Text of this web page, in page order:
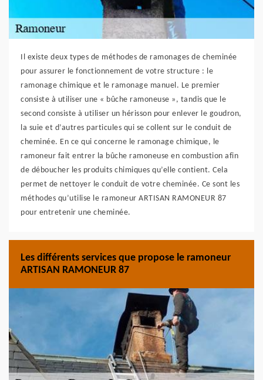
Il existe deux types de méthodes de ramonages de cheminée
pour assurer le fonctionnement de votre structure : le
ramonage chimique et le ramonage manuel. Le premier
consiste à utiliser une « bûche ramoneuse », tandis que le
second consiste à utiliser un hérisson pour enlever le goudron,
la suie et d’autres particules qui se collent sur le conduit de
cheminée. En ce qui concerne le ramonage chimique, le
ramoneur fait entrer la bûche ramoneuse en combustion afin
de déboucher les produits chimiques qu’elle contient. Cela
permet de nettoyer le conduit de votre cheminée. Ce sont les
méthodes qu’utilise le ramoneur ARTISAN RAMONEUR 87
pour entretenir une cheminée.
Les différents services que propose le ramoneur
ARTISAN RAMONEUR 87